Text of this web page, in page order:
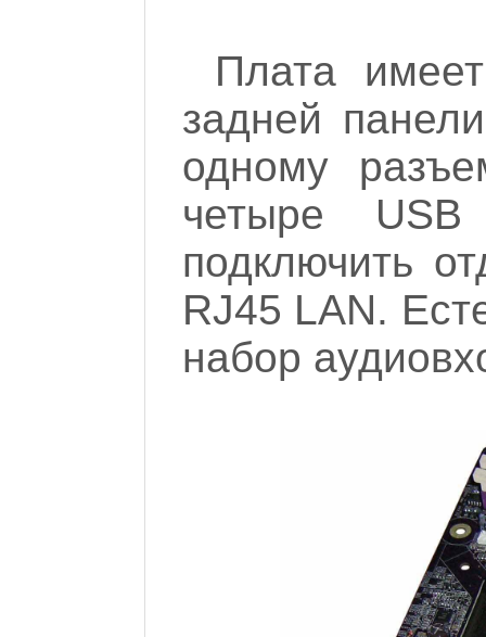
Плата
задней
одному
четыре
подключить
RJ45 LAN.
набор